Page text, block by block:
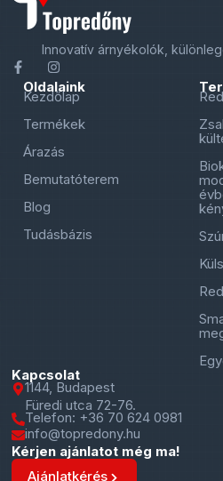
Innovatív árnyékolók,
Oldalaink
Kezdőlap
Termékek
Árazás
Bemutatóterem
Blog
Tudásbázis
Kapcsolat
1144, Budapest
Füredi utca 72-76.
Telefon: +36 70 624 0981
info@topredony.hu
Kérjen ajánlatot még ma!
Ajánlatkérés